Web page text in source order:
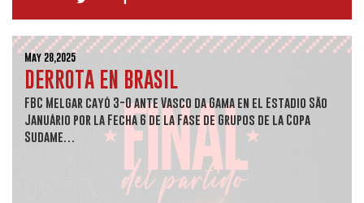
May 28,2025
DERROTA EN BRASIL
FBC Melgar cayó 3-0 ante Vasco da Gama en el Estadio São
Januário por la Fecha 6 de la Fase de Grupos de la Copa
Sudame…